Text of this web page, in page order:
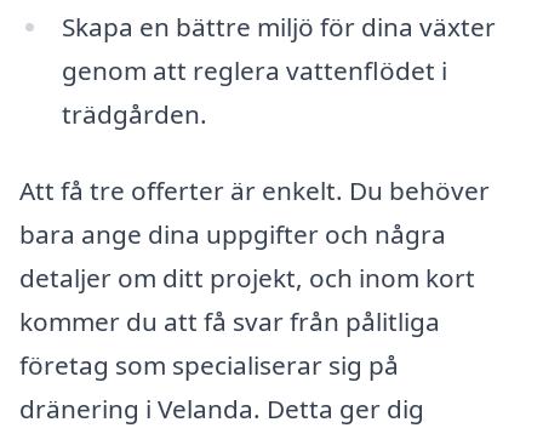
Skapa en bättre miljö för dina växter
genom att reglera vattenflödet i
trädgården.
Att få tre offerter är enkelt. Du behöver
bara ange dina uppgifter och några
detaljer om ditt projekt, och inom kort
kommer du att få svar från pålitliga
företag som specialiserar sig på
dränering i Velanda. Detta ger dig